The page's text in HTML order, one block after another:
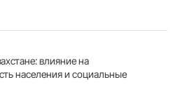
влияние на
населения и социальные